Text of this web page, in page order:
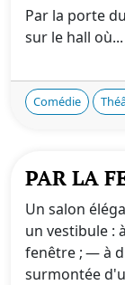
Par la porte
sur le hall où...
Comédie
PAR LA
Un salon
un vestibule :
fenêtre ; — à
surmontée